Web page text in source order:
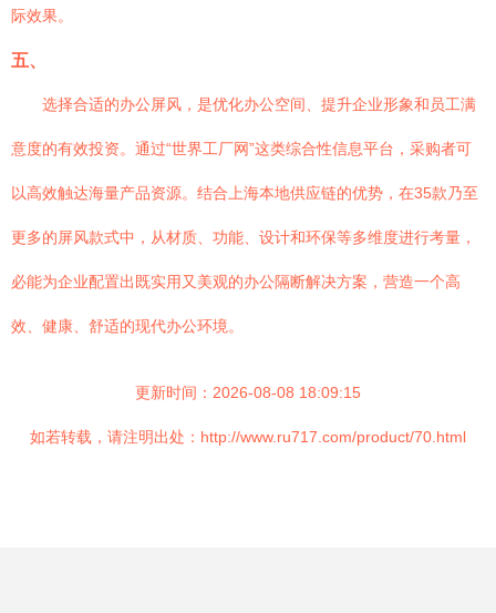
际效果。
五、
选择合适的办公屏风，是优化办公空间、提升企业形象和员工满
意度的有效投资。通过“世界工厂网”这类综合性信息平台，采购者可
以高效触达海量产品资源。结合上海本地供应链的优势，在35款乃至
更多的屏风款式中，从材质、功能、设计和环保等多维度进行考量，
必能为企业配置出既实用又美观的办公隔断解决方案，营造一个高
效、健康、舒适的现代办公环境。
更新时间：2026-08-08 18:09:15
如若转载，请注明出处：http://www.ru717.com/product/70.html